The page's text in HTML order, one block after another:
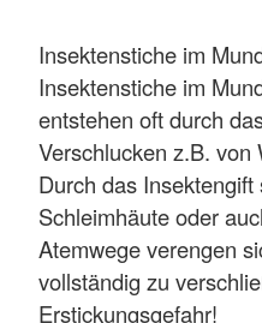
Insektenstiche im
Insektenstiche im
entstehen oft durch
Verschlucken z.B. von
Durch das
Schleimhäute oder
Atemwege verengen
vollständig zu
Erstickungsgefahr!